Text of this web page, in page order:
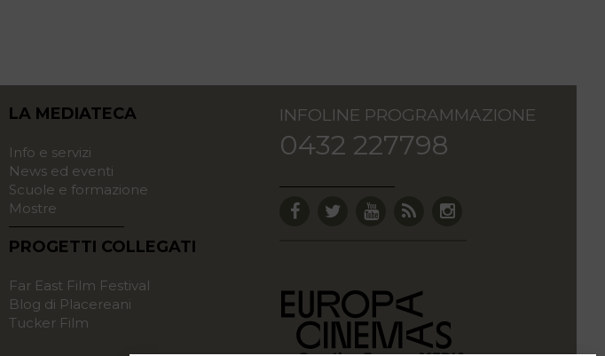
LA MEDIATECA
Info e servizi
News ed eventi
Scuole e formazione
Mostre
PROGETTI COLLEGATI
Far East Film Festival
Blog di Placereani
Tucker Film
INFOLINE PROGRAMMAZIONE
0432 227798